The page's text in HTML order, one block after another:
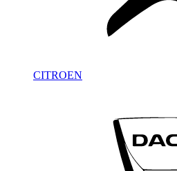
CITROEN